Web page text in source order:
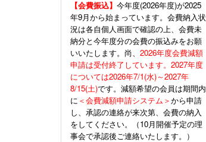
【会費振込】 今年度(2026年度)が2025
年9月から始まっています。会費納入状
況は各自個人画面で確認の上、会費未
納分と今年度分の会費の振込みをお願
いいたします。尚、 2026年度会費減額
申請は受付終了しています。2027年度
については2026年7/1(水)～2027年
8/15(土)です。減額希望の会員は期間内
に ＜会費減額申請システム＞から申請
し、承認の連絡が来次第、会費の納入
をしてください。（10月開催予定の理
事会で承認後ご連絡いたします。）